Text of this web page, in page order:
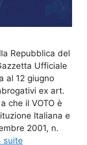
Repubblica del
Ufficiale
al 12 giugno
ex art.
che il VOTO è
Italiana e
2001, n.
suite